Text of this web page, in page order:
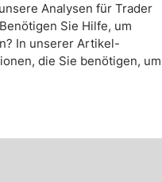
Analysen für Trader
Sie Hilfe, um
In unserer Artikel-
die Sie benötigen, um